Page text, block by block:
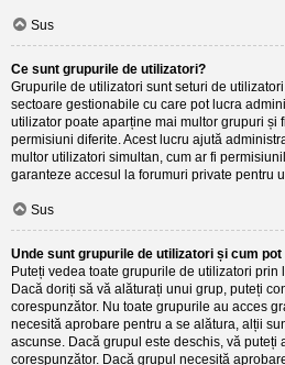
Sus
Ce sunt grupurile de utilizatori?
Grupurile de utilizatori sunt seturi de
sectoare gestionabile cu care pot lucra
utilizator poate aparține mai multor grupuri și
permisiuni diferite. Acest lucru ajută
multor utilizatori simultan, cum ar fi
garanteze accesul la forumuri private pentru
Sus
Unde sunt grupurile de utilizatori și cum
Puteți vedea toate grupurile de utilizatori prin
Dacă doriți să vă alăturați unui grup, puteți
corespunzător. Nu toate grupurile au acces
necesită aprobare pentru a se alătura, alții
ascunse. Dacă grupul este deschis, vă puteți
corespunzător. Dacă grupul necesită